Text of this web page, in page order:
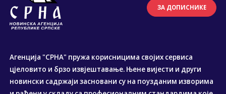
ЗА ДОПИСНИКЕ
Агенција "СРНА" пружа корисницима својих сервиса
цјеловито и брзо извјештавање. Њене вијести и други
новински садржаји засновани су на поузданим изворима